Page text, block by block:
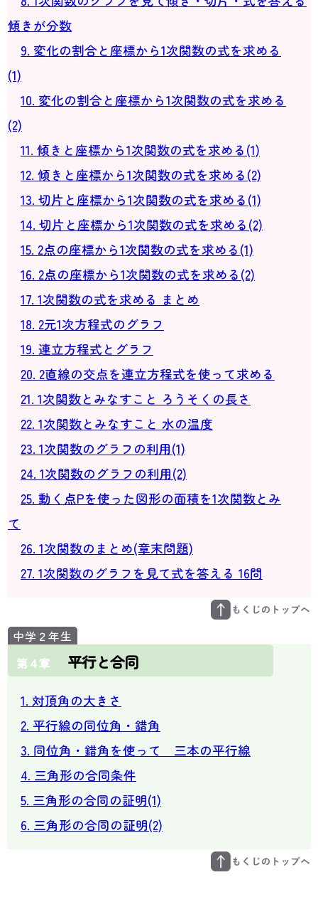
傾きが分数
9. 変化の割合と座標から1次関数の式を求める
(1)
10. 変化の割合と座標から1次関数の式を求める
(2)
11. 傾きと座標から1次関数の式を求める(1)
12. 傾きと座標から1次関数の式を求める(2)
13. 切片と座標から1次関数の式を求める(1)
14. 切片と座標から1次関数の式を求める(2)
15. 2点の座標から1次関数の式を求める(1)
16. 2点の座標から1次関数の式を求める(2)
17. 1次関数の式を求める まとめ
18. 2元1次方程式のグラフ
19. 連立方程式とグラフ
20. 2直線の交点を連立方程式を使って求める
21. 1次関数とみなすこと ろうそくの長さ
22. 1次関数とみなすこと 水の温度
23. 1次関数のグラフの利用(1)
24. 1次関数のグラフの利用(2)
25. 動く点Pを使った図形の面積を1次関数とみ
て
26. 1次関数のまとめ(章末問題)
27. 1次関数のグラフを見て式を答える 16問
第４章 平行と合同
1. 対頂角の大きさ
2. 平行線の同位角・錯角
3. 同位角・錯角を使って 三本の平行線
4. 三角形の合同条件
5. 三角形の合同の証明(1)
6. 三角形の合同の証明(2)